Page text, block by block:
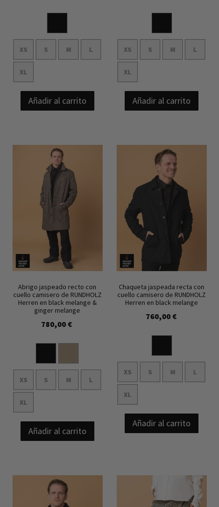
XS S M L
XL
Añadir al carrito
XS S M L
XL
Añadir al carrito
Abrigo jaspeado recto con
cuello camisero de RUNDHOLZ
Herren en black melange &
ginger melange
780,00 €
XS S M L
XL
Añadir al carrito
Chaqueta jaspeada recta con
cuello camisero de RUNDHOLZ
Herren en black melange
760,00 €
XS S M L
XL
Añadir al carrito